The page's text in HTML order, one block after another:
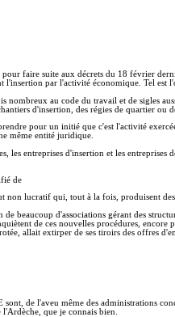
faire suite aux décrets du 18 février
par l'activité économique. Tel est
nombreux au code du travail et de sigles
d'insertion, des régies de quartier ou
pour un initié que c'est l'activité
même entité juridique.
les entreprises d'insertion et les
de
non lucratif qui, tout à la fois, produisent
beaucoup d'associations gérant des
de ces nouvelles procédures,
allait extirper de ses tiroirs des offres
de l'aveu même des administrations
que je connais bien.